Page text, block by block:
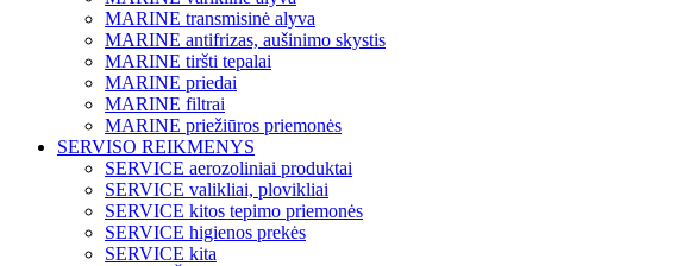
MARINE transmisinė alyva
MARINE antifrizas, aušinimo skystis
MARINE tiršti tepalai
MARINE priedai
MARINE filtrai
MARINE priežiūros priemonės
SERVISO REIKMENYS
SERVICE aerozoliniai produktai
SERVICE valikliai, plovikliai
SERVICE kitos tepimo priemonės
SERVICE higienos prekės
SERVICE kita